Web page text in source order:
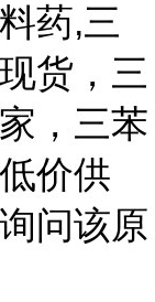
药,三
货，三
，三苯
价供
问该原